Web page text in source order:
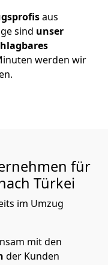
aus
sind unser
werden wir
für
Türkei
im Umzug
mit den
der Kunden